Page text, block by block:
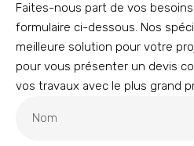
Faites-nous part de vos
formulaire ci-dessous. Nos
meilleure solution pour votre
pour vous présenter un devis
vos travaux avec le plus grand